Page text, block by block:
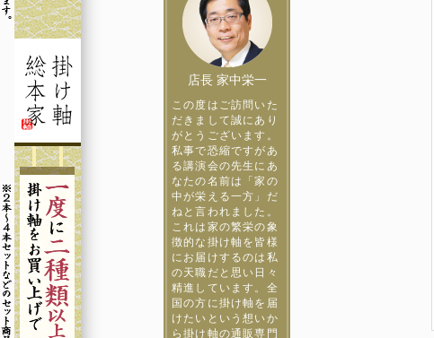
店長 家中栄一
この度はご訪問いた
だきまして誠にあり
がとうございます。
私事で恐縮ですがあ
る講演会の先生にあ
なたの名前は「家の
中が栄える一方」だ
ねと言われました。
これは家の繁栄の象
徴的な掛け軸を皆様
にお届けするのは私
の天職だと思い日々
精進しています。全
国の方に掛け軸を届
けたいという想いか
ら掛け軸の通販専門